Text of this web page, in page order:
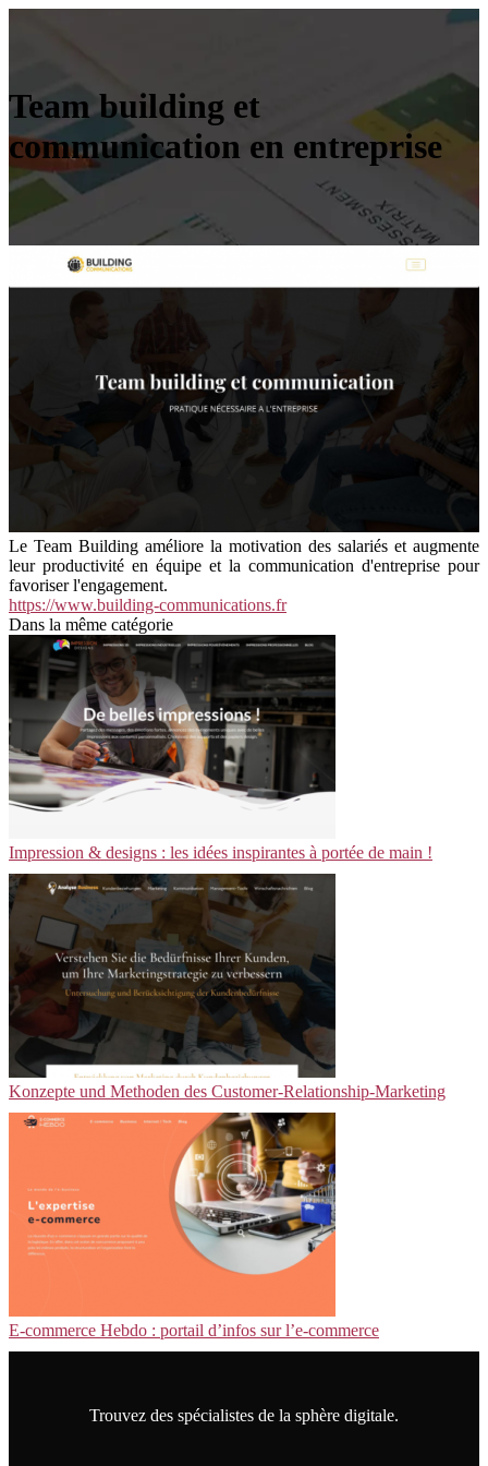
Team building et
communication en entreprise
Le Team Building améliore la motivation des salariés et augmente
leur productivité en équipe et la communication d'entreprise pour
favoriser l'engagement.
https://www.building-communications.fr
Dans la même catégorie
Impression & designs : les idées inspirantes à portée de main !
Konzepte und Methoden des Customer-Relationship-Marketing
E-commerce Hebdo : portail d’infos sur l’e-commerce
Trouvez des spécialistes de la sphère digitale.